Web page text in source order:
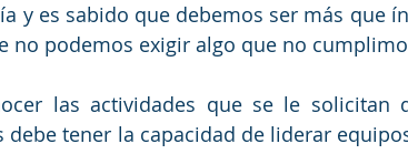
y es sabido que debemos ser más que
no podemos exigir algo que no
las actividades que se le solicitan
debe tener la capacidad de liderar